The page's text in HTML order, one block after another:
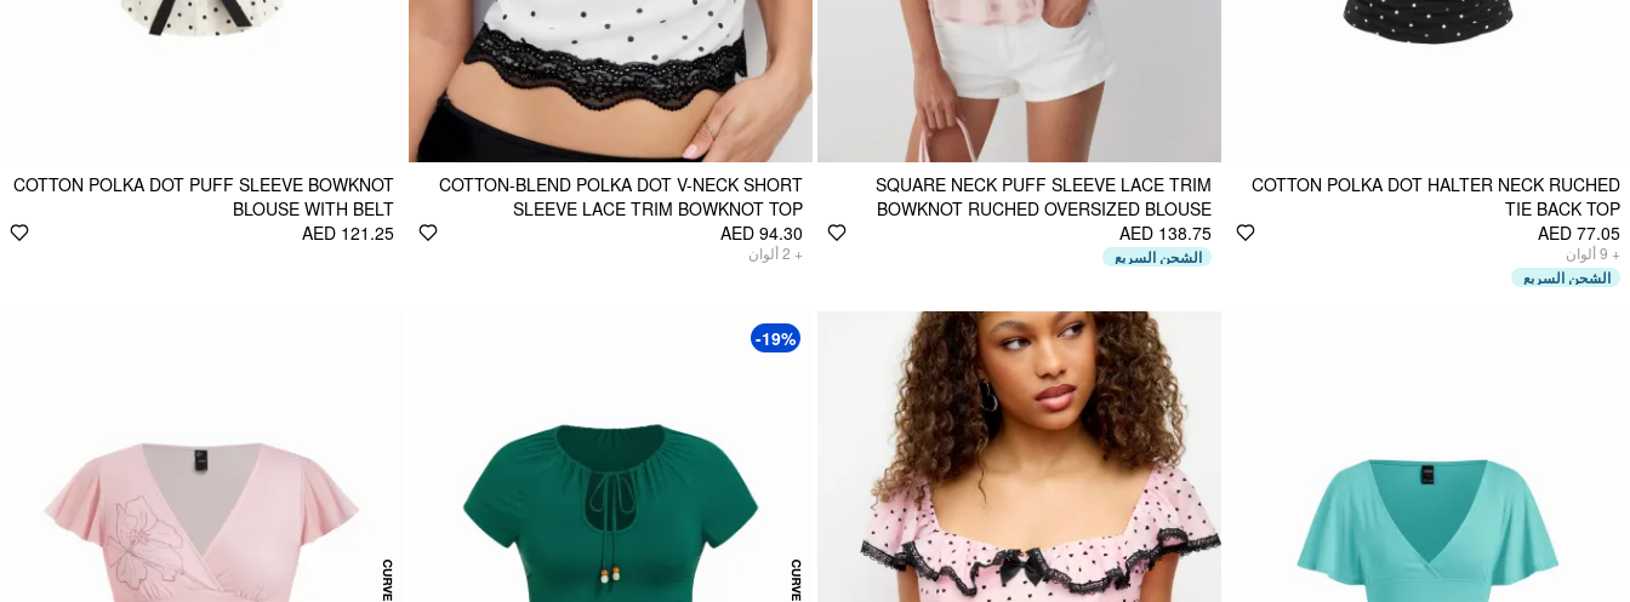
COTTON POLKA DOT HALTER NECK RUCHED
TIE BACK TOP
AED 77.05
+
9ألوان
الشحن السريع
SQUARE NECK PUFF SLEEVE LACE TRIM
BOWKNOT RUCHED OVERSIZED BLOUSE
AED 138.75
الشحن السريع
COTTON-BLEND POLKA DOT V-NECK SHORT
SLEEVE LACE TRIM BOWKNOT TOP
AED 94.30
+
2ألوان
COTTON POLKA DOT PUFF SLEEVE BOWKNOT
BLOUSE WITH BELT
AED 121.25
-19%